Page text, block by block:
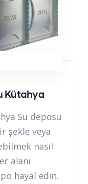
Kütahya
Su deposu
şekle veya
nasıl
alanı
hayal edin.